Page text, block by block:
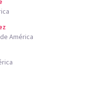
América